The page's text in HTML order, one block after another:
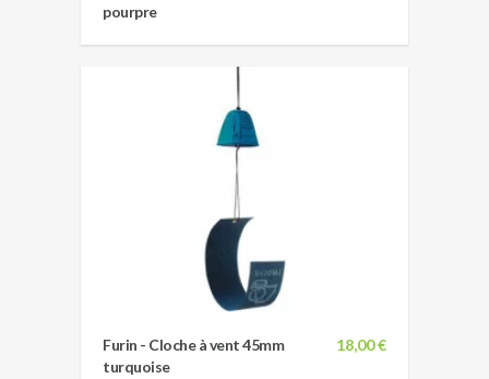
pourpre
18,00 €
Furin - Cloche à vent 45mm
turquoise